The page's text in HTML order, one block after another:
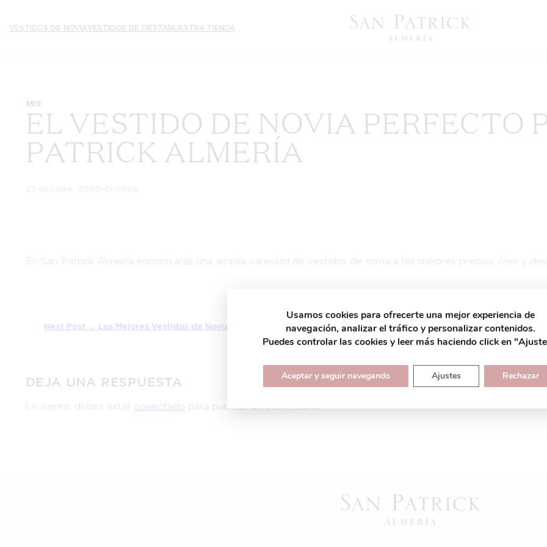
alVESTIDOS DE NOVIAVESTIDOS DE FIESTANUESTRA TIENDA
seo
EL VESTIDO DE NOVIA PERFECTO
PATRICK ALMERÍA
•
En San Patrick Almería encontrarás una amplia variedad de vestidos de novia a los mejores precios. ¡Ven y
Next Post → Los Mejores Vestidos de Novia para Boda Civil: San Patrick
DEJA UNA RESPUESTA
Lo siento, debes estar conectado para publicar un comentario.
Usamos cookies para ofrecerte una mejor experiencia de
navegación, analizar el tráfico y personalizar contenidos.
Puedes controlar las cookies y leer más haciendo click en
Aceptar y seguir navegando Rechazar
Ajustes